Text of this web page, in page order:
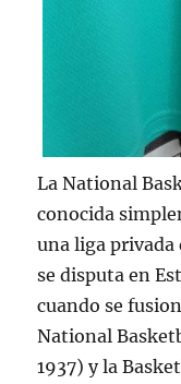
La National
conocida
una liga privada
se disputa en
cuando se
National
1937) y la